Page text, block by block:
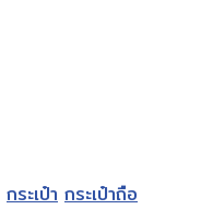
กระเป๋า กระเป๋าถือ